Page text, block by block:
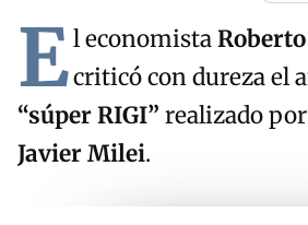
El economista
criticó con dureza el
“súper RIGI” realizado
Javier Milei.